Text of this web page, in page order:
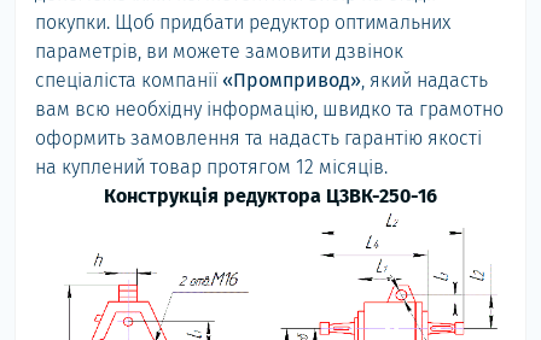
покупки. Щоб придбати редуктор оптимальних
параметрів, ви можете замовити дзвінок
спеціаліста компанії«Промпривод», який надасть
вам всю необхідну інформацію, швидко та грамотно
оформить замовлення та надасть гарантію якості
на куплений товар протягом 12 місяців.
Конструкція редуктора Ц3ВК-250-16